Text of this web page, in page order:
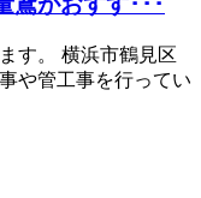
す。 横浜市鶴見区
や管工事を行ってい